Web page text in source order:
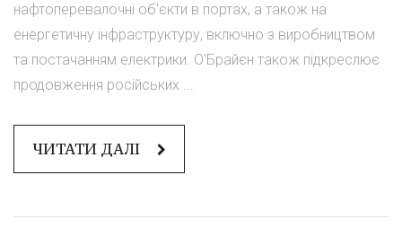
нафтоперевалочні об'єкти в портах, а також на
енергетичну інфраструктуру, включно з виробництвом
та постачанням електрики. О'Брайєн також підкреслює
продовження російських ...
ЧИТАТИ ДАЛІ